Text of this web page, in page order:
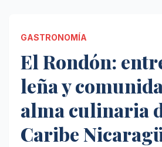
GASTRONOMÍA
El Rondón:
leña y
alma culinaria
Caribe